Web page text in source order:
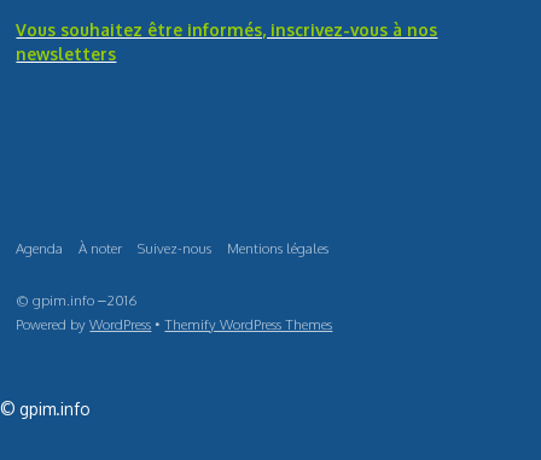
Vous souhaitez être informés, inscrivez-vous à nos
newsletters
Agenda À noter Suivez-nous Mentions légales
© gpim.info –2016
Powered byWordPress •Themify WordPress Themes
© gpim.info